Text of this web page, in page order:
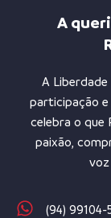
A
A Liberdade
participação e
celebra o que
paixão,
voz
(94) 99104-